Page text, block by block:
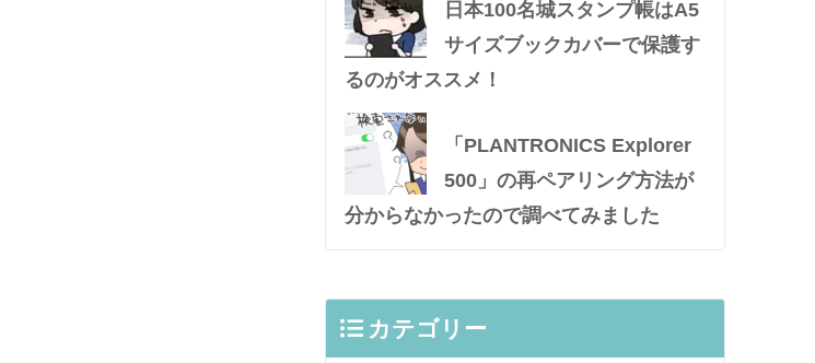
日本100名城スタンプ帳はA5
サイズブックカバーで保護す
るのがオススメ！
「PLANTRONICS Explorer
500」の再ペアリング方法が
分からなかったので調べてみました
カテゴリー